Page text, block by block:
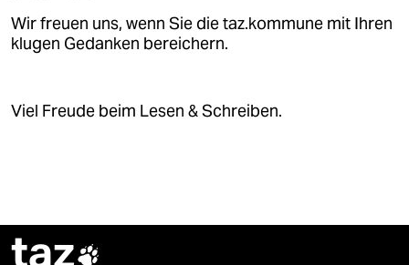
Wir freuen uns, wenn Sie die taz.kommune mit Ihren
klugen Gedanken bereichern.
Viel Freude beim Lesen & Schreiben.
taz